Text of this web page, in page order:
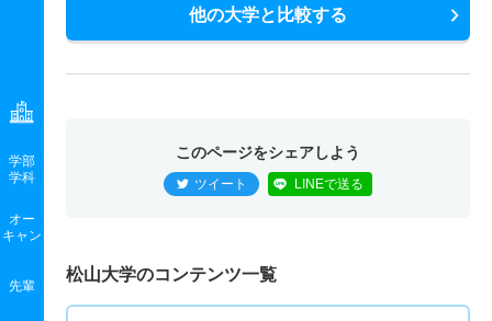
学部
学科
オー
キャン
先輩
他の大学と比較する
このページをシェアしよう
ツイート LINEで送る
松山大学のコンテンツ一覧